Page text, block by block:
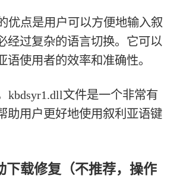
优点是用户可以方便地输入叙
经过复杂的语言切换。它可以
语使用者的效率和准确性。
kbdsyr1.dll文件是一个非常有
助用户更好地使用叙利亚语键
下载修复（不推荐，操作